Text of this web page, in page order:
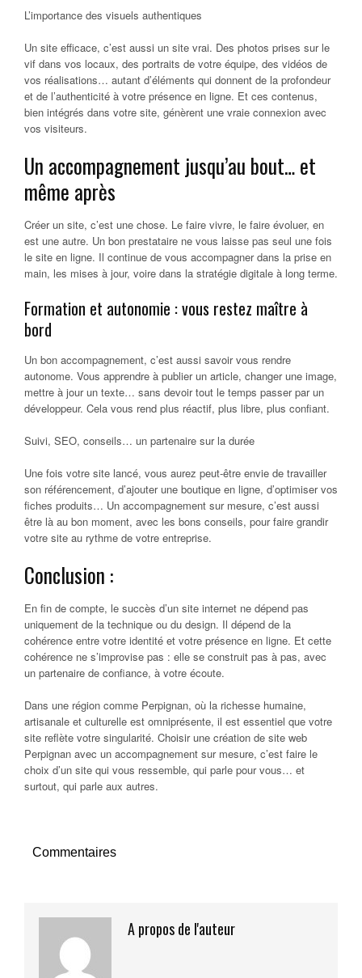
L’importance des visuels authentiques
Un site efficace, c’est aussi un site vrai. Des photos prises sur le
vif dans vos locaux, des portraits de votre équipe, des vidéos de
vos réalisations… autant d’éléments qui donnent de la profondeur
et de l’authenticité à votre présence en ligne. Et ces contenus,
bien intégrés dans votre site, génèrent une vraie connexion avec
vos visiteurs.
Un accompagnement jusqu’au bout… et
même après
Créer un site, c’est une chose. Le faire vivre, le faire évoluer, en
est une autre. Un bon prestataire ne vous laisse pas seul une fois
le site en ligne. Il continue de vous accompagner dans la prise en
main, les mises à jour, voire dans la stratégie digitale à long terme.
Formation et autonomie : vous restez maître à
bord
Un bon accompagnement, c’est aussi savoir vous rendre
autonome. Vous apprendre à publier un article, changer une image,
mettre à jour un texte… sans devoir tout le temps passer par un
développeur. Cela vous rend plus réactif, plus libre, plus confiant.
Suivi, SEO, conseils… un partenaire sur la durée
Une fois votre site lancé, vous aurez peut-être envie de travailler
son référencement, d’ajouter une boutique en ligne, d’optimiser vos
fiches produits… Un accompagnement sur mesure, c’est aussi
être là au bon moment, avec les bons conseils, pour faire grandir
votre site au rythme de votre entreprise.
Conclusion :
En fin de compte, le succès d’un site internet ne dépend pas
uniquement de la technique ou du design. Il dépend de la
cohérence entre votre identité et votre présence en ligne. Et cette
cohérence ne s’improvise pas : elle se construit pas à pas, avec
un partenaire de confiance, à votre écoute.
Dans une région comme Perpignan, où la richesse humaine,
artisanale et culturelle est omniprésente, il est essentiel que votre
site reflète votre singularité. Choisir une création de site web
Perpignan avec un accompagnement sur mesure, c’est faire le
choix d’un site qui vous ressemble, qui parle pour vous… et
surtout, qui parle aux autres.
Commentaires
A propos de l'auteur